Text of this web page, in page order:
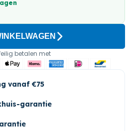
betalen met
vanaf €75
garantie